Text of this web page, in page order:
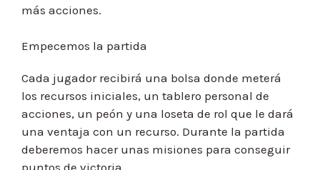
más acciones.
Empecemos la partida
Cada jugador recibirá una bolsa donde meterá
los recursos iniciales, un tablero personal de
acciones, un peón y una loseta de rol que le dará
una ventaja con un recurso. Durante la partida
deberemos hacer unas misiones para conseguir